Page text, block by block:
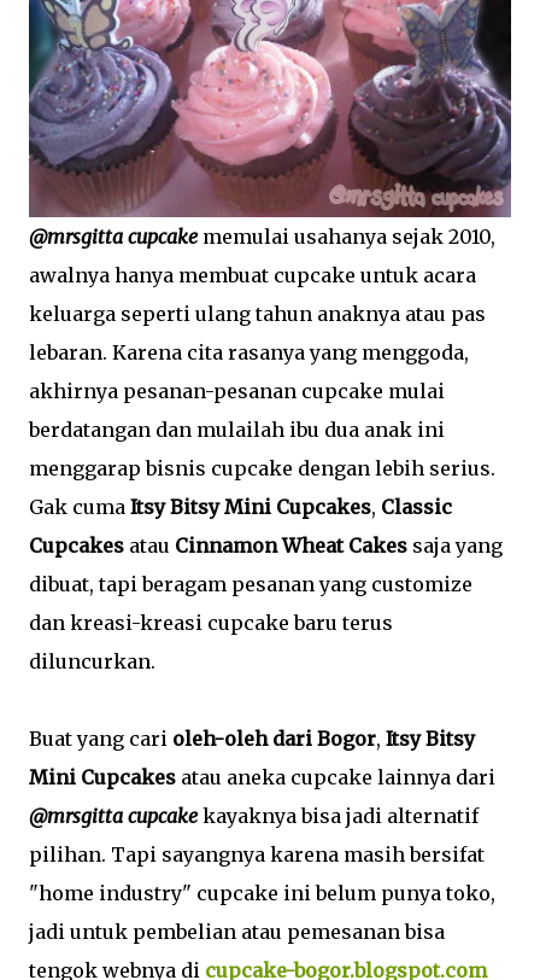
@mrsgitta cupcakememulai usahanya sejak 2010,
awalnya hanya membuat cupcake untuk acara
keluarga seperti ulang tahun anaknya atau pas
lebaran. Karena cita rasanya yang menggoda,
akhirnya pesanan-pesanan cupcake mulai
berdatangan dan mulailah ibu dua anak ini
menggarap bisnis cupcake dengan lebih serius.
Gak cuma Itsy Bitsy Mini Cupcakes, Classic
Cupcakes atau Cinnamon Wheat Cakes saja yang
dibuat, tapi beragam pesanan yang customize
dan kreasi-kreasi cupcake baru terus
diluncurkan.
Buat yang cari oleh-oleh dari Bogor, Itsy Bitsy
Mini Cupcakes atau aneka cupcake lainnya dari
@mrsgitta cupcakekayaknya bisa jadi alternatif
pilihan. Tapi sayangnya karena masih bersifat
"home industry" cupcake ini belum punya toko,
jadi untuk pembelian atau pemesanan bisa
tengok webnya di cupcake-bogor.blogspot.com